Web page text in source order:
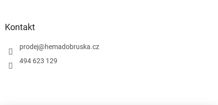
Kontakt
prodej@hemadobruska.cz
494 623 129